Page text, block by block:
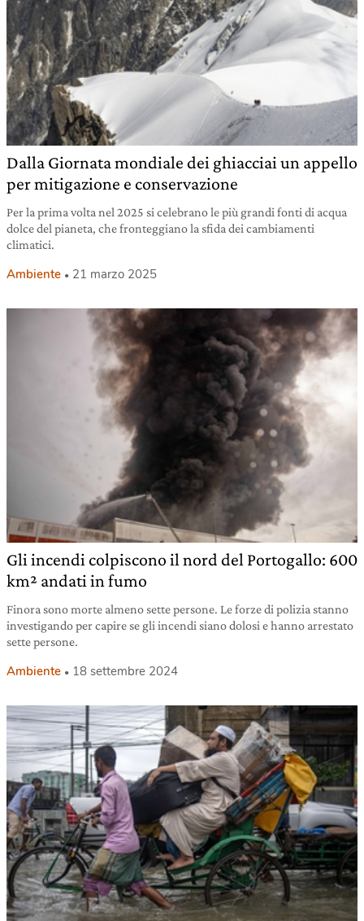
Dalla Giornata mondiale dei ghiacciai un appello
per mitigazione e conservazione
Per la prima volta nel 2025 si celebrano le più grandi fonti di acqua
dolce del pianeta, che fronteggiano la sfida dei cambiamenti
climatici.
Ambiente 21 marzo 2025
Gli incendi colpiscono il nord del Portogallo: 600
km² andati in fumo
Finora sono morte almeno sette persone. Le forze di polizia stanno
investigando per capire se gli incendi siano dolosi e hanno arrestato
sette persone.
Ambiente 18 settembre 2024